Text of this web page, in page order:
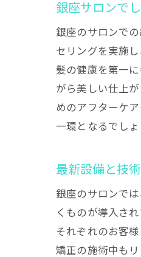
銀座サロンで
銀座のサロンで
セリングを実施
髪の健康を第一
がら美しい仕上
めのアフターケ
一環となるでしょ
最新設備と技
銀座のサロンで
くものが導入さ
それぞれのお客
矯正の施術中も